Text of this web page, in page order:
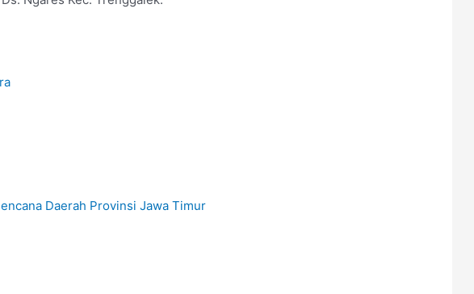
Daerah Provinsi Jawa Timur